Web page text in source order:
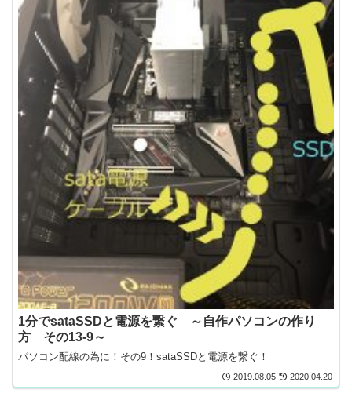
1分でsataSSDと電源を繋ぐ ～自作パソコンの作り
方 その13-9～
パソコン配線の為に！その9！sataSSDと電源を繋ぐ！
2019.08.05 2020.04.20